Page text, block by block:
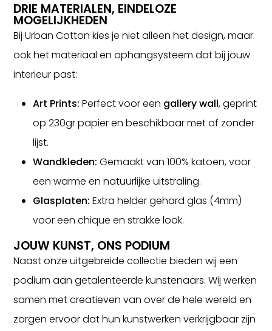
DRIE MATERIALEN, EINDELOZE
MOGELIJKHEDEN
Bij Urban Cotton kies je niet alleen het design, maar
ook het materiaal en ophangsysteem dat bij jouw
interieur past:
Art Prints: Perfect voor een gallery wall, geprint
op 230gr papier en beschikbaar met of zonder
lijst.
Wandkleden: Gemaakt van 100% katoen, voor
een warme en natuurlijke uitstraling.
Glasplaten: Extra helder gehard glas (4mm)
voor een chique en strakke look.
JOUW KUNST, ONS PODIUM
Naast onze uitgebreide collectie bieden wij een
podium aan getalenteerde kunstenaars. Wij werken
samen met creatieven van over de hele wereld en
zorgen ervoor dat hun kunstwerken verkrijgbaar zijn